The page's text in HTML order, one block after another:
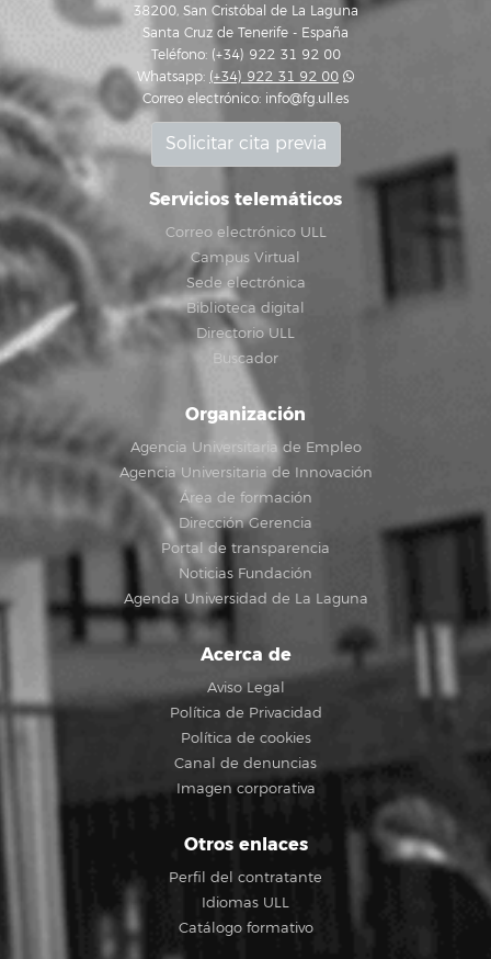
38200, San Cristóbal de La Laguna
Santa Cruz de Tenerife - España
Teléfono: (+34) 922 31 92 00
Whatsapp: (+34) 922 31 92 00
Correo electrónico: info@fg.ull.es
Solicitar cita previa
Servicios telemáticos
Correo electrónico ULL
Campus Virtual
Sede electrónica
Biblioteca digital
Directorio ULL
Buscador
Organización
Agencia Universitaria de Empleo
Agencia Universitaria de Innovación
Área de formación
Dirección Gerencia
Portal de transparencia
Noticias Fundación
Agenda Universidad de La Laguna
Acerca de
Aviso Legal
Política de Privacidad
Política de cookies
Canal de denuncias
Imagen corporativa
Otros enlaces
Perfil del contratante
Idiomas ULL
Catálogo formativo